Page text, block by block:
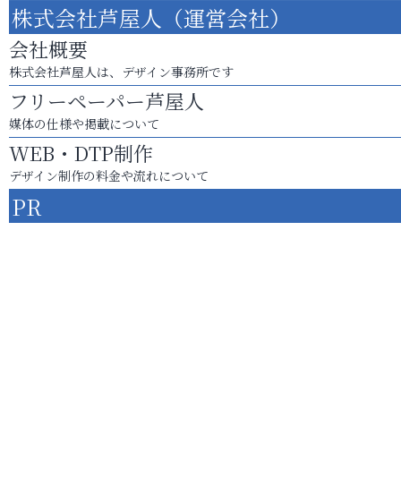
株式会社芦屋人（運営会社）
会社概要
株式会社芦屋人は、デザイン事務所です
フリーペーパー芦屋人
媒体の仕様や掲載について
WEB・DTP制作
デザイン制作の料金や流れについて
PR